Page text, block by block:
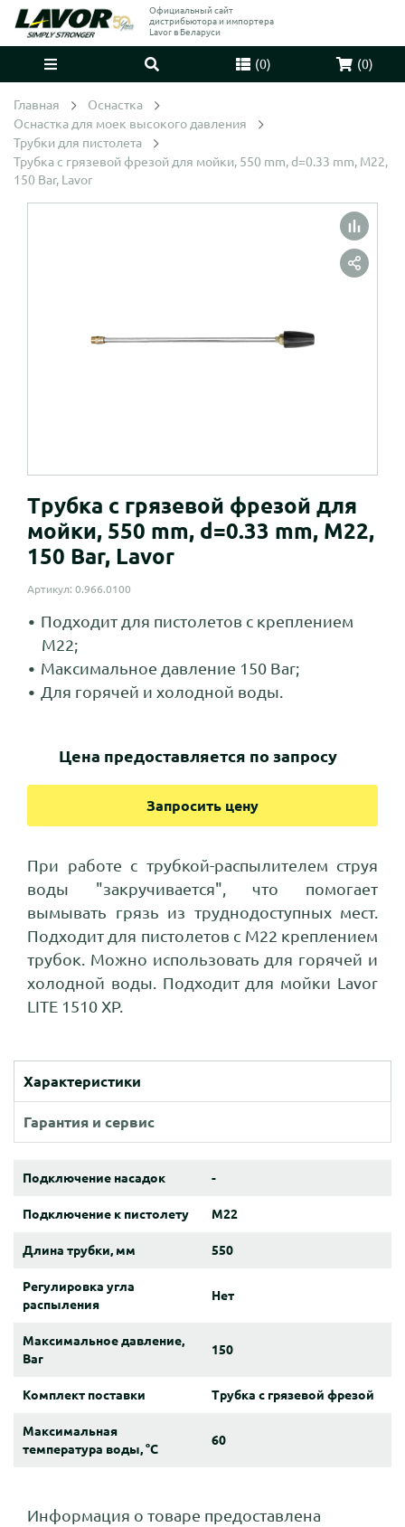
Официальный сайт
дистрибьютора и импортера
Lavor в Беларуси
(0) (0)
Главная
Оснастка
Оснастка для моек высокого давления
Трубки для пистолета
Трубка с грязевой фрезой для мойки, 550 mm, d=0.33 mm, M22,
150 Bar, Lavor
Трубка с грязевой фрезой для
мойки, 550 mm, d=0.33 mm, M22,
150 Bar, Lavor
Артикул: 0.966.0100
Подходит для пистолетов с креплением
M22;
Максимальное давление 150 Bar;
Для горячей и холодной воды.
Цена предоставляется по запросу
Запросить цену
При работе с трубкой-распылителем струя
воды "закручивается", что помогает
вымывать грязь из труднодоступных мест.
Подходит для пистолетов с M22 креплением
трубок. Можно использовать для горячей и
холодной воды. Подходит для мойки Lavor
LITE 1510 XP.
Характеристики
Гарантия и сервис
Подключение насадок -
Подключение к пистолету M22
Длина трубки, мм 550
Регулировка угла
распыления
Нет
Максимальное давление,
Bar
150
Комплект поставки Трубка с грязевой фрезой
Максимальная
температура воды, °C
60
Информация о товаре предоставлена